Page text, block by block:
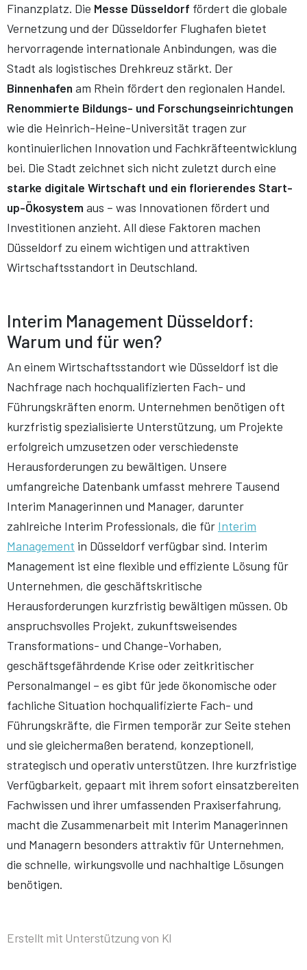
Finanzplatz. Die Messe Düsseldorf fördert die globale
Vernetzung und der Düsseldorfer Flughafen bietet
hervorragende internationale Anbindungen, was die
Stadt als logistisches Drehkreuz stärkt. Der
Binnenhafen am Rhein fördert den regionalen Handel.
Renommierte Bildungs- und Forschungseinrichtungen
wie die Heinrich-Heine-Universität tragen zur
kontinuierlichen Innovation und Fachkräfteentwicklung
bei. Die Stadt zeichnet sich nicht zuletzt durch eine
starke digitale Wirtschaft und ein florierendes Start-
up-Ökosystem aus – was Innovationen fördert und
Investitionen anzieht. All diese Faktoren machen
Düsseldorf zu einem wichtigen und attraktiven
Wirtschaftsstandort in Deutschland​​.
Interim Management Düsseldorf:
Warum und für wen?
An einem Wirtschaftsstandort wie Düsseldorf ist die
Nachfrage nach hochqualifizierten Fach- und
Führungskräften enorm. Unternehmen benötigen oft
kurzfristig spezialisierte Unterstützung, um Projekte
erfolgreich umzusetzen oder verschiedenste
Herausforderungen zu bewältigen. Unsere
umfangreiche Datenbank umfasst mehrere Tausend
Interim Managerinnen und Manager, darunter
zahlreiche Interim Professionals, die für Interim
Management in Düsseldorf verfügbar sind. Interim
Management ist eine flexible und effiziente Lösung für
Unternehmen, die geschäftskritische
Herausforderungen kurzfristig bewältigen müssen. Ob
anspruchsvolles Projekt, zukunftsweisendes
Transformations- und Change-Vorhaben,
geschäftsgefährdende Krise oder zeitkritischer
Personalmangel – es gibt für jede ökonomische oder
fachliche Situation hochqualifizierte Fach- und
Führungskräfte, die Firmen temporär zur Seite stehen
und sie gleichermaßen beratend, konzeptionell,
strategisch und operativ unterstützen. Ihre kurzfristige
Verfügbarkeit, gepaart mit ihrem sofort einsatzbereiten
Fachwissen und ihrer umfassenden Praxiserfahrung,
macht die Zusammenarbeit mit Interim Managerinnen
und Managern besonders attraktiv für Unternehmen,
die schnelle, wirkungsvolle und nachhaltige Lösungen
benötigen.
Erstellt mit Unterstützung von KI